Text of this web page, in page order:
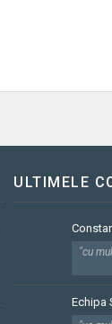
ULTIMELE
"cu
Echipa